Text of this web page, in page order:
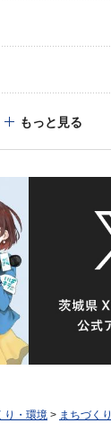
もっと見る
り・環境 > まちづくり